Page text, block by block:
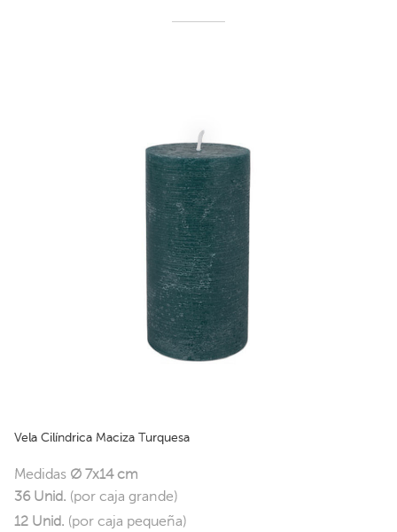
Vela Cilíndrica Maciza Turquesa
Medidas Ø 7x14 cm
36 Unid. (por caja grande)
12 Unid. (por caja pequeña)